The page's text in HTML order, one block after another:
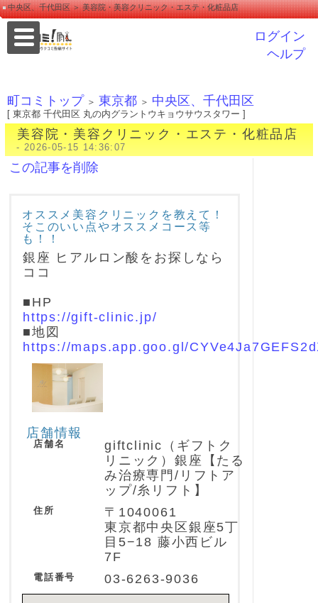
中央区、千代田区 ＞ 美容院・美容クリニック・エステ・化粧品店
ログイン
ヘルプ
町コミトップ ＞ 東京都 ＞ 中央区、千代田区
[ 東京都 千代田区 丸の内グラントウキョウサウスタワー ]
美容院・美容クリニック・エステ・化粧品店
- 2026-05-15 14:36:07
この記事を削除
オススメ美容クリニックを教えて！
そこのいい点やオススメコース等
も！！
銀座 ヒアルロン酸をお探しなら
ココ
■HP
https://gift-clinic.jp/
■地図
https://maps.app.goo.gl/
店舗情報
店舗名
giftclinic（ギフトク
リニック）銀座【たる
み治療専門/リフトア
ップ/糸リフト】
住所
〒1040061
東京都中央区銀座5丁
目5−18 藤小西ビル
7F
電話番号 03-6263-9036